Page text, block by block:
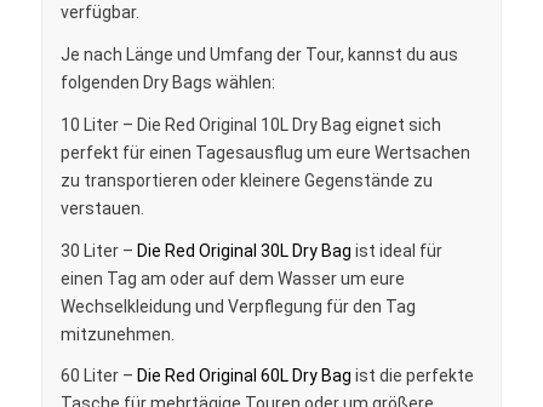
verfügbar.
Je nach Länge und Umfang der Tour, kannst du aus
folgenden Dry Bags wählen:
10 Liter – Die Red Original 10L Dry Bag eignet sich
perfekt für einen Tagesausflug um eure Wertsachen
zu transportieren oder kleinere Gegenstände zu
verstauen.
30 Liter – Die Red Original 30L Dry Bag ist ideal für
einen Tag am oder auf dem Wasser um eure
Wechselkleidung und Verpflegung für den Tag
mitzunehmen.
60 Liter – Die Red Original 60L Dry Bag ist die perfekte